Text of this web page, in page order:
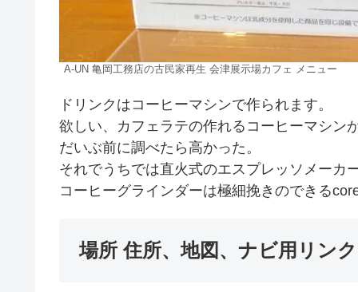
A-UN 亀岡工務店の古民家再生 会津展示場カフェ メニュー
ドリンクはコーヒーマシンで作られます。
欲しい、カフェラテの作れるコーヒーマシン
だいぶ前に調べたら高かった。
それでうちでは直火式のエスプレッソメーカ
コーヒーグラインダーは極細挽きのできる
場所 住所、地図、ナビ用リン